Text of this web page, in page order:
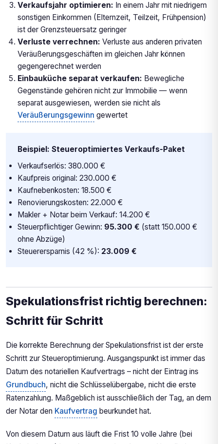
Verkaufsjahr optimieren: In einem Jahr mit niedrigem
sonstigen Einkommen (Elternzeit, Teilzeit, Frühpension)
ist der Grenzsteuersatz geringer
Verluste verrechnen: Verluste aus anderen privaten
Veräußerungsgeschäften im gleichen Jahr können
gegengerechnet werden
Einbauküche separat verkaufen: Bewegliche
Gegenstände gehören nicht zur Immobilie — wenn
separat ausgewiesen, werden sie nicht als
Veräußerungsgewinn gewertet
Beispiel: Steueroptimiertes Verkaufs-Paket
Verkaufserlös: 380.000 €
Kaufpreis original: 230.000 €
Kaufnebenkosten: 18.500 €
Renovierungskosten: 22.000 €
Makler + Notar beim Verkauf: 14.200 €
Steuerpflichtiger Gewinn: 95.300 € (statt 150.000 €
ohne Abzüge)
Steuerersparnis (42 %): 23.009 €
Spekulationsfrist richtig berechnen:
Schritt für Schritt
Die korrekte Berechnung der Spekulationsfrist ist der erste
Schritt zur Steueroptimierung. Ausgangspunkt ist immer das
Datum des notariellen Kaufvertrags – nicht der Eintrag ins
Grundbuch, nicht die Schlüsselübergabe, nicht die erste
Ratenzahlung. Maßgeblich ist ausschließlich der Tag, an dem
der Notar den Kaufvertrag beurkundet hat.
Von diesem Datum aus läuft die Frist 10 volle Jahre (bei